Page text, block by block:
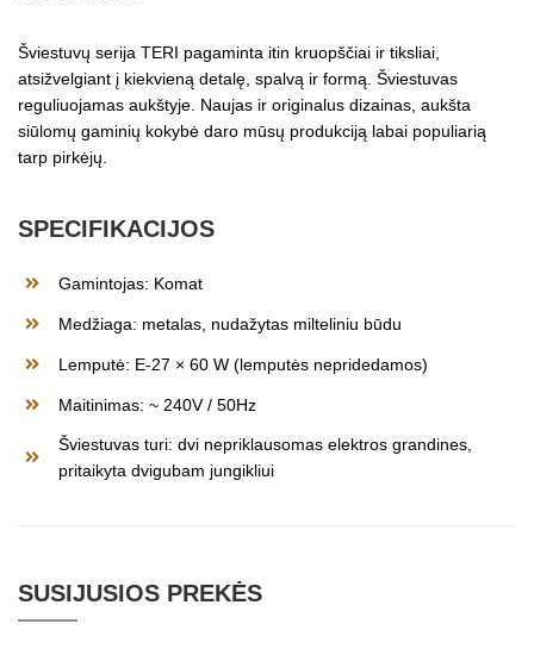
Šviestuvų serija TERI pagaminta itin kruopščiai ir tiksliai,
atsižvelgiant į kiekvieną detalę, spalvą ir formą. Šviestuvas
reguliuojamas aukštyje. Naujas ir originalus dizainas, aukšta
siūlomų gaminių kokybė daro mūsų produkciją labai populiarią
tarp pirkėjų.
SPECIFIKACIJOS
Gamintojas: Komat
Medžiaga: metalas, nudažytas milteliniu būdu
Lemputė: E-27 × 60 W (lemputės nepridedamos)
Maitinimas: ~ 240V / 50Hz
Šviestuvas turi: dvi nepriklausomas elektros grandines,
pritaikyta dvigubam jungikliui
SUSIJUSIOS PREKĖS